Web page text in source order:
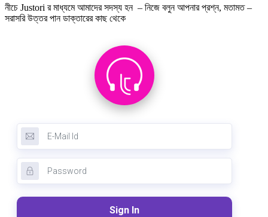
নীচে Justori র মাধ্যমে আমাদের সদস্য হন – নিজে বলুন আপনার প্রশ্ন, মতামত –
সরাসরি উত্তর পান ডাক্তারের কাছ থেকে